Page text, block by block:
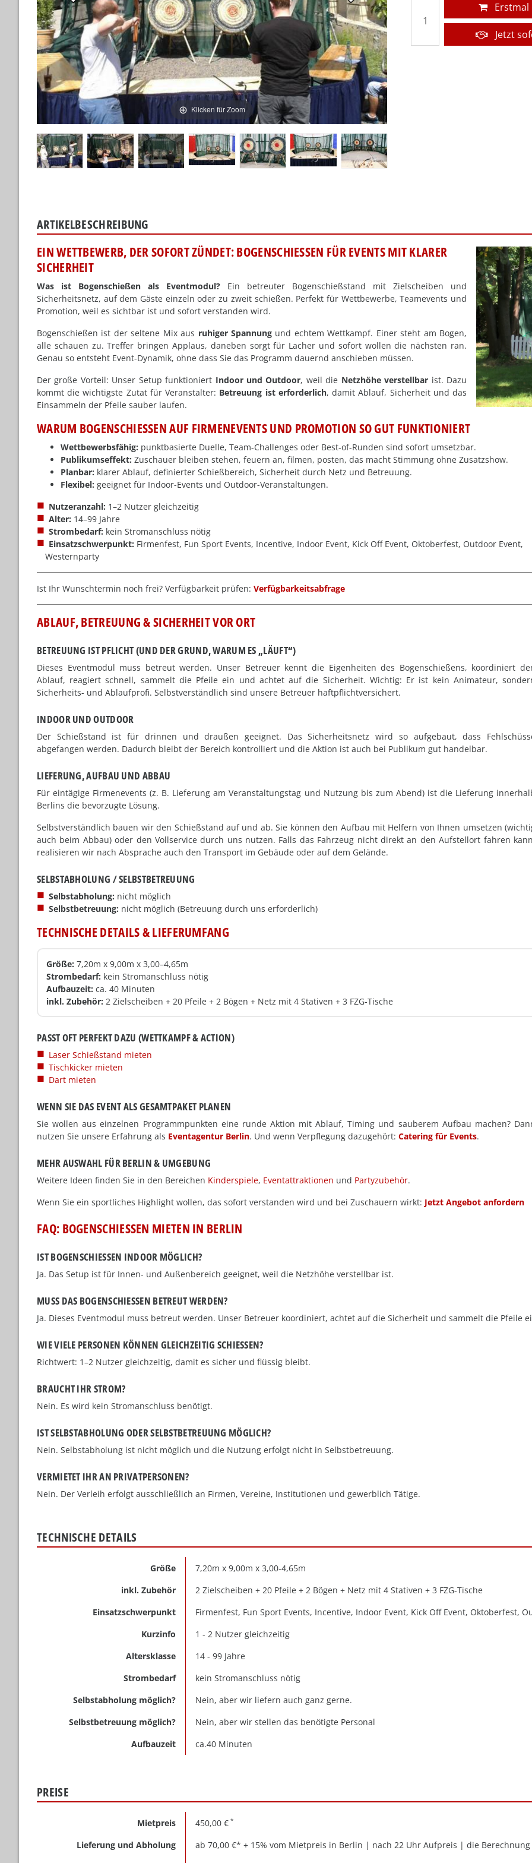
Jetzt
Klicken für Zoom
ARTIKELBESCHREIBUNG
EIN WETTBEWERB, DER SOFORT ZÜNDET: BOGENSCHIESSEN FÜR EVENTS MIT KLARER S
ICHERHEIT
Was ist Bogenschießen als Eventmodul? Ein betreuter Bogenschießstand mit Zielscheiben und
Sicherheitsnetz, auf dem Gäste einzeln oder zu zweit schießen. Perfekt für Wettbewerbe, Teamevents und
Promotion, weil es sichtbar ist und sofort verstanden wird.
Bogenschießen ist der seltene Mix aus ruhiger Spannung und echtem Wettkampf. Einer steht am Bogen,
alle schauen zu. Treffer bringen Applaus, daneben sorgt für Lacher und sofort wollen die nächsten ran.
Genau so entsteht Event-Dynamik, ohne dass Sie das Programm dauernd anschieben müssen.
Der große Vorteil: Unser Setup funktioniert Indoor und Outdoor, weil die Netzhöhe verstellbar ist. Dazu
kommt die wichtigste Zutat für Veranstalter: Betreuung ist erforderlich, damit Ablauf, Sicherheit und das
Einsammeln der Pfeile sauber laufen.
WARUM BOGENSCHIESSEN AUF FIRMENEVENTS UND PROMOTION SO GUT FUNKTIONIERT
Wettbewerbsfähig: punktbasierte Duelle, Team-Challenges oder Best-of-Runden sind sofort umsetzbar.
Publikumseffekt: Zuschauer bleiben stehen, feuern an, filmen, posten, das macht Stimmung ohne Zusatzshow.
Planbar: klarer Ablauf, definierter Schießbereich, Sicherheit durch Netz und Betreuung.
Flexibel: geeignet für Indoor-Events und Outdoor-Veranstaltungen.
Nutzeranzahl: 1–2 Nutzer gleichzeitig
Alter: 14–99 Jahre
Strombedarf: kein Stromanschluss nötig
Einsatzschwerpunkt: Firmenfest, Fun Sport Events, Incentive, Indoor Event, Kick Off Event, Oktoberfest, Outdoor Event,
Westernparty
Ist Ihr Wunschtermin noch frei? Verfügbarkeit prüfen: Verfügbarkeitsabfrage
ABLAUF, BETREUUNG & SICHERHEIT VOR ORT
BETREUUNG IST PFLICHT (UND DER GRUND, WARUM ES „LÄUFT“)
Dieses Eventmodul muss betreut werden. Unser Betreuer kennt die Eigenheiten des Bogenschießens, koordiniert
Ablauf, reagiert schnell, sammelt die Pfeile ein und achtet auf die Sicherheit. Wichtig: Er ist kein Animateur,
Sicherheits- und Ablaufprofi. Selbstverständlich sind unsere Betreuer haftpflichtversichert.
INDOOR UND OUTDOOR
Der Schießstand ist für drinnen und draußen geeignet. Das Sicherheitsnetz wird so aufgebaut, dass
abgefangen werden. Dadurch bleibt der Bereich kontrolliert und die Aktion ist auch bei Publikum gut handelbar.
LIEFERUNG, AUFBAU UND ABBAU
Für eintägige Firmenevents (z. B. Lieferung am Veranstaltungstag und Nutzung bis zum Abend) ist die Lieferung
Berlins die bevorzugte Lösung.
Selbstverständlich bauen wir den Schießstand auf und ab. Sie können den Aufbau mit Helfern von Ihnen umsetzen
auch beim Abbau) oder den Vollservice durch uns nutzen. Falls das Fahrzeug nicht direkt an den Aufstellort fahren
realisieren wir nach Absprache auch den Transport im Gebäude oder auf dem Gelände.
SELBSTABHOLUNG / SELBSTBETREUUNG
Selbstabholung: nicht möglich
Selbstbetreuung: nicht möglich (Betreuung durch uns erforderlich)
TECHNISCHE DETAILS & LIEFERUMFANG
Größe: 7,20m x 9,00m x 3,00–4,65m
Strombedarf: kein Stromanschluss nötig
Aufbauzeit: ca. 40 Minuten
inkl. Zubehör: 2 Zielscheiben + 20 Pfeile + 2 Bögen + Netz mit 4 Stativen + 3 FZG-Tische
PASST OFT PERFEKT DAZU (WETTKAMPF & ACTION)
Laser Schießstand mieten
Tischkicker mieten
Dart mieten
WENN SIE DAS EVENT ALS GESAMTPAKET PLANEN
Sie wollen aus einzelnen Programmpunkten eine runde Aktion mit Ablauf, Timing und sauberem Aufbau machen?
nutzen Sie unsere Erfahrung als Eventagentur Berlin. Und wenn Verpflegung dazugehört: Catering für Events.
MEHR AUSWAHL FÜR BERLIN & UMGEBUNG
Weitere Ideen finden Sie in den Bereichen Kinderspiele, Eventattraktionen und Partyzubehör.
Wenn Sie ein sportliches Highlight wollen, das sofort verstanden wird und bei Zuschauern wirkt: Jetzt Angebot anfordern
FAQ: BOGENSCHIESSEN MIETEN IN BERLIN
IST BOGENSCHIESSEN INDOOR MÖGLICH?
Ja. Das Setup ist für Innen- und Außenbereich geeignet, weil die Netzhöhe verstellbar ist.
MUSS DAS BOGENSCHIESSEN BETREUT WERDEN?
Ja. Dieses Eventmodul muss betreut werden. Unser Betreuer koordiniert, achtet auf die Sicherheit und sammelt die Pfeile
WIE VIELE PERSONEN KÖNNEN GLEICHZEITIG SCHIESSEN?
Richtwert: 1–2 Nutzer gleichzeitig, damit es sicher und flüssig bleibt.
BRAUCHT IHR STROM?
Nein. Es wird kein Stromanschluss benötigt.
IST SELBSTABHOLUNG ODER SELBSTBETREUUNG MÖGLICH?
Nein. Selbstabholung ist nicht möglich und die Nutzung erfolgt nicht in Selbstbetreuung.
VERMIETET IHR AN PRIVATPERSONEN?
Nein. Der Verleih erfolgt ausschließlich an Firmen, Vereine, Institutionen und gewerblich Tätige.
TECHNISCHE DETAILS
Größe
7,20m x 9,00m x 3,00-4,65m
inkl. Zubehör
2 Zielscheiben + 20 Pfeile + 2 Bögen + Netz mit 4 Stativen + 3 FZG-Tische
Einsatzschwerpunkt
Firmenfest, Fun Sport Events, Incentive, Indoor Event, Kick Off Event, Oktoberfest,
Kurzinfo
1 - 2 Nutzer gleichzeitig
Altersklasse
14 - 99 Jahre
Strombedarf
kein Stromanschluss nötig
Selbstabholung möglich?
Nein, aber wir liefern auch ganz gerne.
Selbstbetreuung möglich?
Nein, aber wir stellen das benötigte Personal
Aufbauzeit
ca.40 Minuten
PREISE
Mietpreis
450,00 €
Lieferung und Abholung
ab 70,00 €* + 15% vom Mietpreis in Berlin | nach 22 Uhr Aufpreis | die